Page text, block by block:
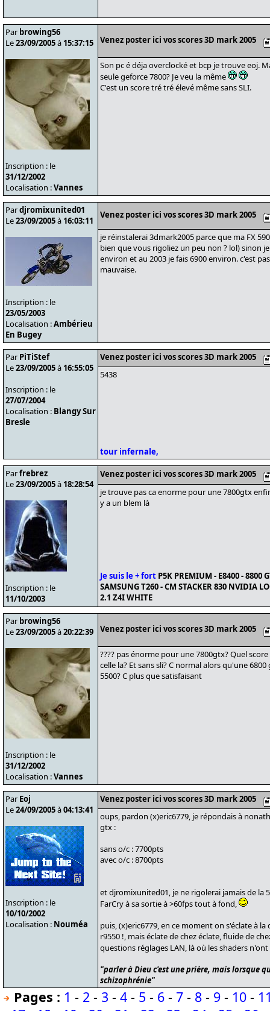
Par browing56
Le23/09/2005à 15:37:15
Inscription : le
31/12/2002
Localisation :Vannes
Venez poster ici vos scores 3D mark 2005
Son pc é déja overclocké et bcp je trouve eoj.
seule geforce 7800? Je veu la même
C'est un score tré tré élevé même sans SLI.
Pardjromixunited01
Le23/09/2005à 16:03:11
Inscription : le
23/05/2003
Localisation :Ambérieu
En Bugey
Venez poster ici vos scores 3D mark 2005
je réinstalerai 3dmark2005 parce que ma FX
bien que vous rigoliez un peu non ? lol) sinon
environ et au 2003 je fais 6900 environ. c'est
mauvaise.
Par PiTiStef
Le23/09/2005à 16:55:05
Inscription : le
27/07/2004
Localisation : Blangy Sur
Bresle
Venez poster ici vos scores 3D mark 2005
5438
tour infernale,
Parfrebrez
Le23/09/2005à 18:28:54
Inscription : le
11/10/2003
Venez poster ici vos scores 3D mark 2005
je trouve pas ca enorme pour une 7800gtx
y a un blem là
Je suis le + fort P5K PREMIUM - E8400 - 8800
SAMSUNG T260 - CM STACKER 830 NVIDIA
2.1 Z4I WHITE
Par browing56
Le23/09/2005à20:22:39
Inscription : le
31/12/2002
Localisation :Vannes
Venez poster ici vos scores 3D mark 2005
???? pas énorme pour une 7800gtx? Quel
celle la? Et sans sli? C normal alors qu'une
5500? C plus que satisfaisant
Par Eoj
Le24/09/2005à04:13:41
Inscription : le
10/10/2002
Localisation : Nouméa
Venez poster ici vos scores 3D mark 2005
oups, pardon (x)eric6779, je répondais à
gtx :
sans o/c : 7700pts
avec o/c : 8700pts
et djromixunited01, je ne rigolerai jamais de la
FarCry à sa sortie à >60fps tout à fond,
puis, (x)eric6779, en ce moment on s'éclate à la
r9550 !, mais éclate de chez éclate, fluide de
questions réglages LAN, là où les shaders
"parler à Dieu c'est une prière, mais lorsque
schizophrénie"
Pages : 1 - 2 - 3 - 4 - 5 - 6 - 7 - 8 - 9 - 10 -